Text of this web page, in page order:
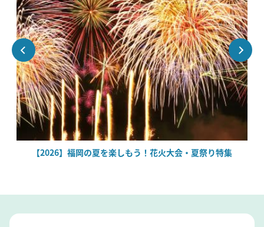
【2026】福岡の夏を楽しもう！花火大会・夏祭り特集